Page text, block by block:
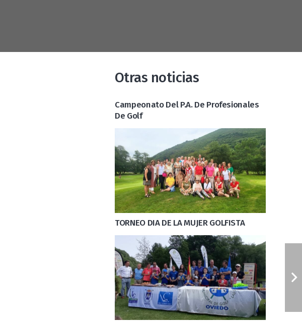
Otras noticias
Campeonato Del P.A. De Profesionales
De Golf
TORNEO DIA DE LA MUJER GOLFISTA